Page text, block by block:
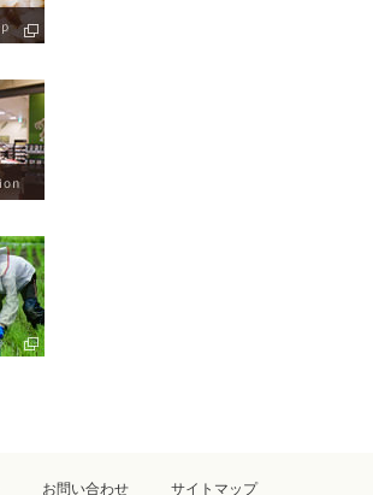
お問い合わせ サイトマップ